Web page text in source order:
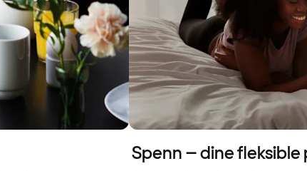
Spenn – dine fleksible